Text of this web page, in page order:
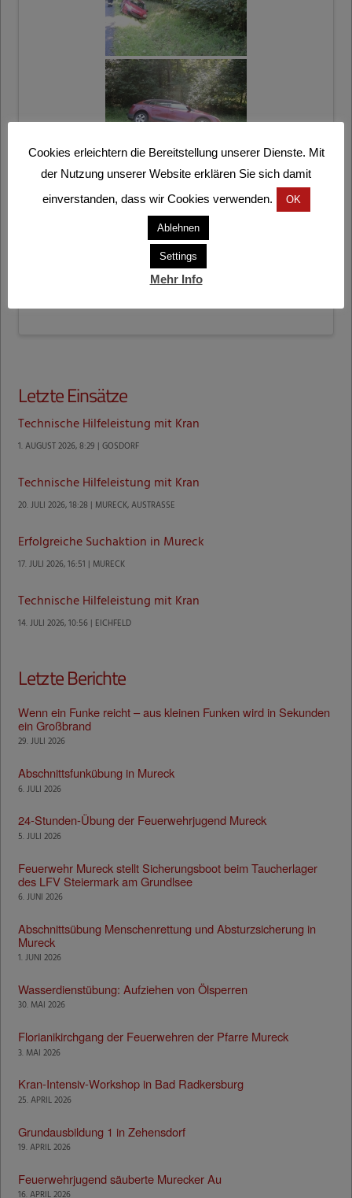
DIESEN EINSATZ TEILEN
Letzte Einsätze
Technische Hilfeleistung mit Kran
1. AUGUST 2026, 8:29 | GOSDORF
Technische Hilfeleistung mit Kran
20. JULI 2026, 18:28 | MURECK, AUSTRASSE
Erfolgreiche Suchaktion in Mureck
17. JULI 2026, 16:51 | MURECK
Technische Hilfeleistung mit Kran
14. JULI 2026, 10:56 | EICHFELD
Letzte Berichte
Wenn ein Funke reicht – aus kleinen Funken wird in Sekunden
ein Großbrand
29. JULI 2026
Abschnittsfunkübung in Mureck
6. JULI 2026
24-Stunden-Übung der Feuerwehrjugend Mureck
5. JULI 2026
Feuerwehr Mureck stellt Sicherungsboot beim Taucherlager
des LFV Steiermark am Grundlsee
6. JUNI 2026
Abschnittsübung Menschenrettung und Absturzsicherung in
Mureck
1. JUNI 2026
Wasserdienstübung: Aufziehen von Ölsperren
30. MAI 2026
Florianikirchgang der Feuerwehren der Pfarre Mureck
3. MAI 2026
Kran-Intensiv-Workshop in Bad Radkersburg
25. APRIL 2026
Grundausbildung 1 in Zehensdorf
19. APRIL 2026
Feuerwehrjugend säuberte Murecker Au
Cookies erleichtern die Bereitstellung unserer Dienste. Mit
der Nutzung unserer Website erklären Sie sich damit
einverstanden, dass wir Cookies verwenden.
OK
Ablehnen
Settings
Mehr Info